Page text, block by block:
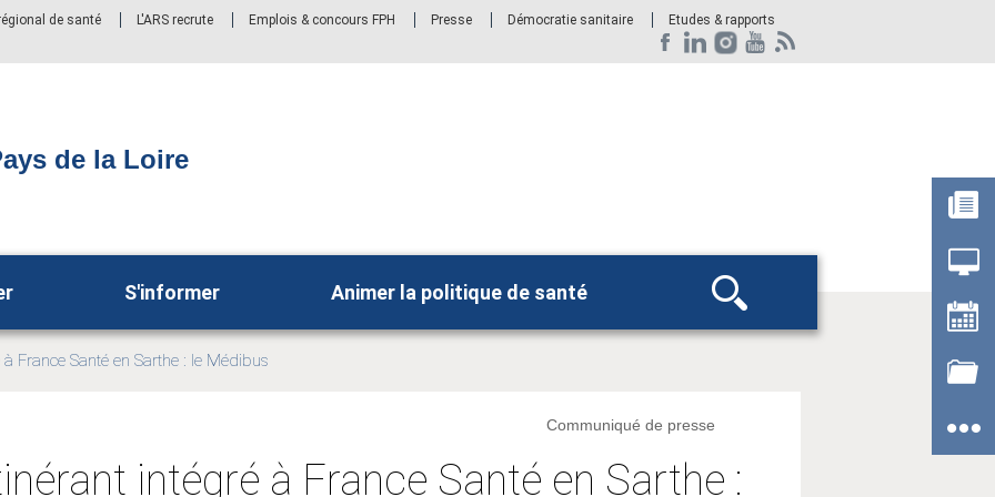
de santé L'ARS recrute Emplois & concours FPH Presse Démocratie sanitaire Etudes & rapports
de la Loire
S'informer Animer la politique de santé
Rechercher
France Santé en Sarthe : le Médibus
intégré à France Santé en Sarthe :
Communiqué de presse